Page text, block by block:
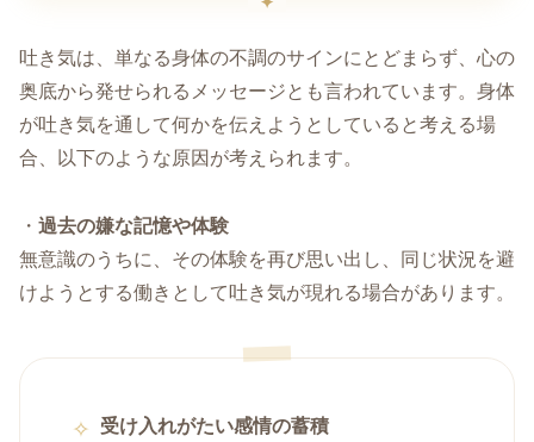
吐き気は、単なる身体の不調のサインにとどまらず、心の
奥底から発せられるメッセージとも言われています。身体
が吐き気を通して何かを伝えようとしていると考える場
合、以下のような原因が考えられます。
・ 過去の嫌な記憶や体験
無意識のうちに、その体験を再び思い出し、同じ状況を避
けようとする働きとして吐き気が現れる場合があります。
受け入れがたい感情の蓄積